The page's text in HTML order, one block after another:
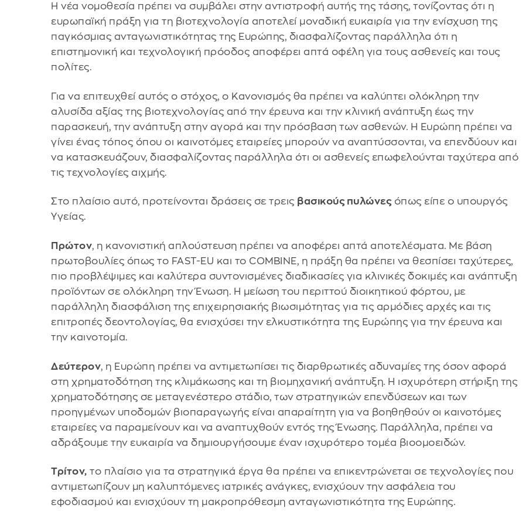
Η νέα νομοθεσία πρέπει να συμβάλει στην αντιστροφή αυτής της τάσης, τονίζοντας ότι η
ευρωπαϊκή πράξη για τη βιοτεχνολογία αποτελεί μοναδική ευκαιρία για την ενίσχυση της
παγκόσμιας ανταγωνιστικότητας της Ευρώπης, διασφαλίζοντας παράλληλα ότι η
επιστημονική και τεχνολογική πρόοδος αποφέρει απτά οφέλη για τους ασθενείς και τους
πολίτες.
Για να επιτευχθεί αυτός ο στόχος, ο Κανονισμός θα πρέπει να καλύπτει ολόκληρη την
αλυσίδα αξίας της βιοτεχνολογίας από την έρευνα και την κλινική ανάπτυξη έως την
παρασκευή, την ανάπτυξη στην αγορά και την πρόσβαση των ασθενών. Η Ευρώπη πρέπει να
γίνει ένας τόπος όπου οι καινοτόμες εταιρείες μπορούν να αναπτύσσονται, να επενδύουν και
να κατασκευάζουν, διασφαλίζοντας παράλληλα ότι οι ασθενείς επωφελούνται ταχύτερα από
τις τεχνολογίες αιχμής.
Στο πλαίσιο αυτό, προτείνονται δράσεις σε τρεις βασικούς πυλώνες όπως είπε ο υπουργός
Υγείας.
Πρώτον, η κανονιστική απλούστευση πρέπει να αποφέρει απτά αποτελέσματα. Με βάση
πρωτοβουλίες όπως το FAST-EU και το COMBINE, η πράξη θα πρέπει να θεσπίσει ταχύτερες,
πιο προβλέψιμες και καλύτερα συντονισμένες διαδικασίες για κλινικές δοκιμές και ανάπτυξη
προϊόντων σε ολόκληρη την Ένωση. Η μείωση του περιττού διοικητικού φόρτου, με
παράλληλη διασφάλιση της επιχειρησιακής βιωσιμότητας για τις αρμόδιες αρχές και τις
επιτροπές δεοντολογίας, θα ενισχύσει την ελκυστικότητα της Ευρώπης για την έρευνα και
την καινοτομία.
Δεύτερον, η Ευρώπη πρέπει να αντιμετωπίσει τις διαρθρωτικές αδυναμίες της όσον αφορά
στη χρηματοδότηση της κλιμάκωσης και τη βιομηχανική ανάπτυξη. Η ισχυρότερη στήριξη της
χρηματοδότησης σε μεταγενέστερο στάδιο, των στρατηγικών επενδύσεων και των
προηγμένων υποδομών βιοπαραγωγής είναι απαραίτητη για να βοηθηθούν οι καινοτόμες
εταιρείες να παραμείνουν και να αναπτυχθούν εντός της Ένωσης. Παράλληλα, πρέπει να
αδράξουμε την ευκαιρία να δημιουργήσουμε έναν ισχυρότερο τομέα βιοομοειδών.
Τρίτον, το πλαίσιο για τα στρατηγικά έργα θα πρέπει να επικεντρώνεται σε τεχνολογίες που
αντιμετωπίζουν μη καλυπτόμενες ιατρικές ανάγκες, ενισχύουν την ασφάλεια του
εφοδιασμού και ενισχύουν τη μακροπρόθεσμη ανταγωνιστικότητα της Ευρώπης.